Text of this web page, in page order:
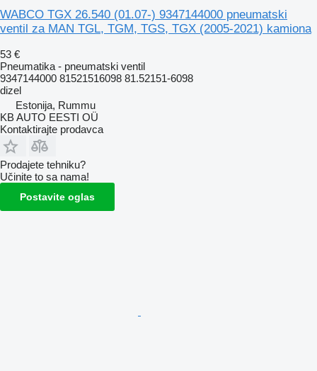
WABCO TGX 26.540 (01.07-) 9347144000 pneumatski
ventil za MAN TGL, TGM, TGS, TGX (2005-2021) kamiona
53 €
Pneumatika - pneumatski ventil
9347144000 81521516098 81.52151-6098
dizel
Estonija, Rummu
KB AUTO EESTI OÜ
Kontaktirajte prodavca
Prodajete tehniku?
Učinite to sa nama!
Postavite oglas